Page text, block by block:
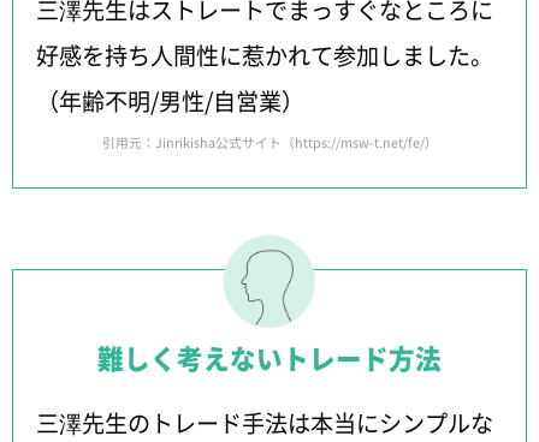
三澤先生はストレートでまっすぐなところに
好感を持ち人間性に惹かれて参加しました。
（年齢不明/男性/自営業）
引用元：Jinrikisha公式サイト（https://msw-t.net/fe/）
難しく考えないトレード方法
三澤先生のトレード手法は本当にシンプルな